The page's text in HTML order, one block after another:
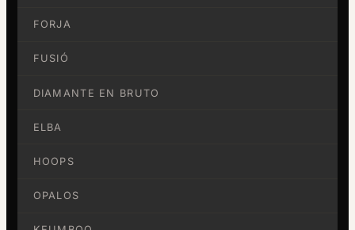
FORJA
FUSIÓ
DIAMANTE EN BRUTO
ELBA
HOOPS
OPALOS